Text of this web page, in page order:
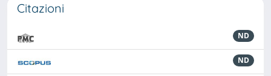
Citazioni
ND
ND